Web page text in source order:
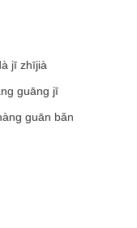
jī zhījià
guāng jī
guān bǎn